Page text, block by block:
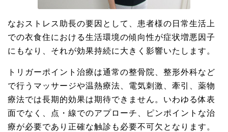
なおストレス助長の要因として、患者様の日常生活上
での衣食住における生活環境の傾向性が症状増悪因子
にもなり、それが効果持続に大きく影響いたします。
トリガーポイント治療は通常の整骨院、整形外科など
で行うマッサージや温熱療法、電気刺激、牽引、薬物
療法では長期的効果は期待できません。いわゆる体表
面でなく、点・線でのアプローチ、ピンポイントな治
療が必要であり正確な触診も必要不可欠となります。